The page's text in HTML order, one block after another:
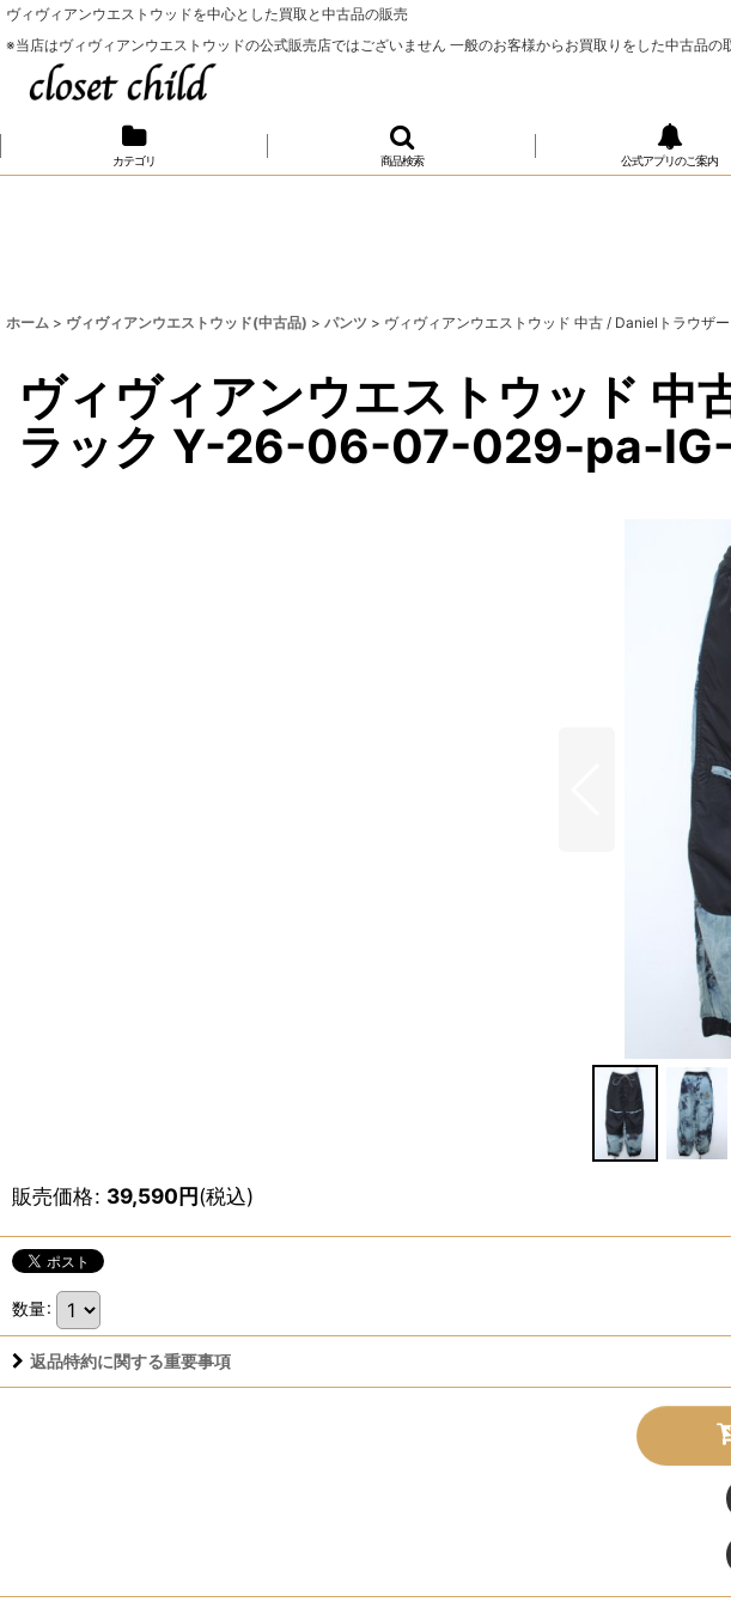
ヴィヴィアンウエストウッドを中心とした買取と中古品の販売
※当店はヴィヴィアンウエストウッドの公式販売店ではございません 一般のお客様からお買取りをした中古品の
カテゴリ 商品検索 公式アプリのご案内
ホーム > ヴィヴィアンウエストウッド(中古品) > パンツ > ヴィヴィアンウエストウッド 中古 / Danielトラウ
ヴィヴィアンウエストウッド
ラック Y-26-06-07-029-pa-
販売価格: 39,590円(税込)
数量:
返品特約に関する重要事項